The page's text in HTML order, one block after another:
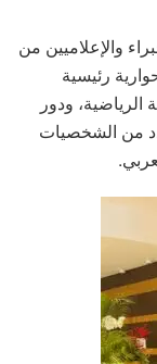
والإعلاميين من
رئيسية
ودور
من الشخصيات